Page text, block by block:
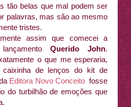
tão belas que mal podem ser
palavras, mas são ao mesmo
tristes.
assim que comecei a
Querido John.
o que me esperaria,
de lenços do kit de
Editora Novo Conceitofosse
do turbilhão de emoções que